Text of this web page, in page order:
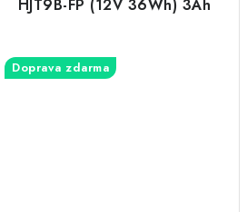
HJT9B-FP (12V 36Wh) 3Ah
Doprava zdarma